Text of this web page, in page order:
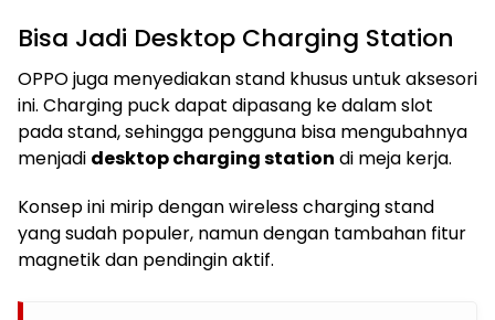
Bisa Jadi Desktop Charging Station
OPPO juga menyediakan stand khusus untuk aksesori
ini. Charging puck dapat dipasang ke dalam slot
pada stand, sehingga pengguna bisa mengubahnya
menjadi desktop charging station di meja kerja.
Konsep ini mirip dengan wireless charging stand
yang sudah populer, namun dengan tambahan fitur
magnetik dan pendingin aktif.